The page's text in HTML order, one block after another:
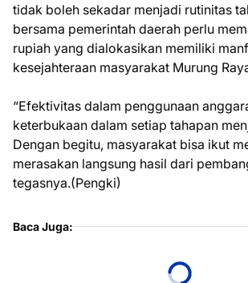
tidak boleh sekadar menjadi rutinitas
bersama pemerintah daerah perlu
rupiah yang dialokasikan memiliki
kesejahteraan masyarakat Murung
“Efektivitas dalam penggunaan
keterbukaan dalam setiap tahapan
Dengan begitu, masyarakat bisa ikut
merasakan langsung hasil dari
tegasnya.(Pengki)
Baca Juga: